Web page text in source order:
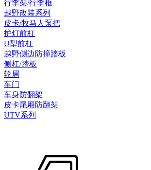
行李架/行李框
越野改装系列
皮卡/牧马人泵把
护灯前杠
U型前杠
越野侧边防撞踏板
侧杠/踏板
轮眉
车门
车身防翻架
皮卡尾厢防翻架
UTV系列